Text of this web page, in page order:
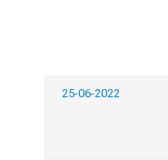
25-06-2022